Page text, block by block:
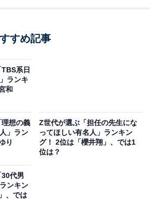
り、モデル経験を活かしたおしゃ
が寄せられました。カメラを持っ
持されています。
すめ記事
系日
ランキ
和
想の義
」ラン
り
Z世代が選ぶ「担任の先生にな
ってほしい有名人」ランキン
グ！ 2位は「櫻井翔」、では1
位は？
代男
ンキン
、では